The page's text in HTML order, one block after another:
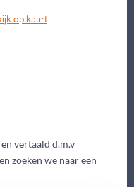
op kaart
vertaald d.m.v
zoeken we naar een